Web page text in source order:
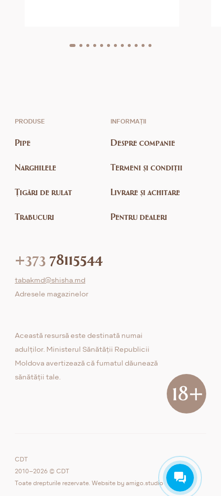
PRODUSE
Pipe
Narghilele
Țigări de rulat
Trabucuri
INFORMAȚII
Despre companie
Termeni și condiții
Livrare și achitare
Pentru dealeri
+373 78115544
tabakmd@shisha.md
Adresele magazinelor
Această resursă este destinată numai
adulților. Ministerul Sănătății Republicii
Moldova avertizează că fumatul dăunează
sănătății tale.
CDT
2010–2026 © CDT
Toate drepturile rezervate. Website by amigo.studio